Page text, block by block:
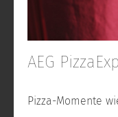
AEG
Pizza-Momente